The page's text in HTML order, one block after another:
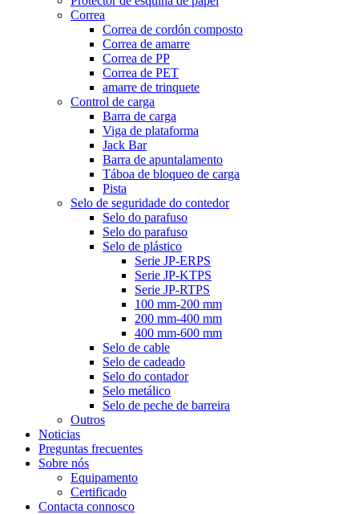
Correa
Correa de cordón composto
Correa de amarre
Correa de PP
Correa de PET
amarre de trinquete
Control de carga
Barra de carga
Viga de plataforma
Jack Bar
Barra de apuntalamento
Táboa de bloqueo de carga
Pista
Selo de seguridade do contedor
Selo do parafuso
Selo do parafuso
Selo de plástico
Serie JP-ERPS
Serie JP-KTPS
Serie JP-RTPS
100 mm-200 mm
200 mm-400 mm
400 mm-600 mm
Selo de cable
Selo de cadeado
Selo do contador
Selo metálico
Selo de peche de barreira
Outros
Noticias
Preguntas frecuentes
Sobre nós
Equipamento
Certificado
Contacta connosco